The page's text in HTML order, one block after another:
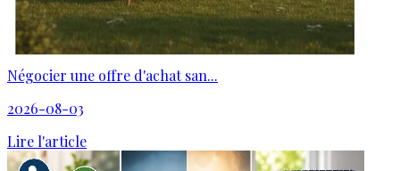
Négocier une offre d'achat san...
2026-08-03
Lire l'article